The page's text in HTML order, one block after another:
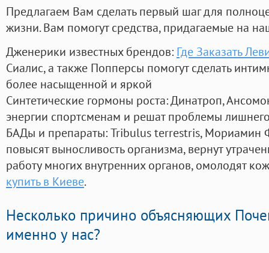
Предлагаем Вам сделать первый шаг для
жизни. Вам помогут средства, придагаемые на
Дженерики известных брендов: Где Заказать
Сиалис, а также Попперсы помогут сделать
более насыщенной и яркой
Синтетические гормоны роста: Динатроп,
энергии спортсменам и решат проблемы
БАДы и препараты:Tribulus terrestris, Мориамин
повысят выносливость организма, вернут
работу многих внутренних органов, омолодят
купить в Киеве.
Несколько причино объясняющих
именно у нас?